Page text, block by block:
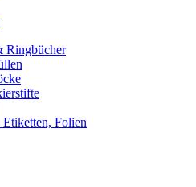
Ringbücher
Etiketten, Folien